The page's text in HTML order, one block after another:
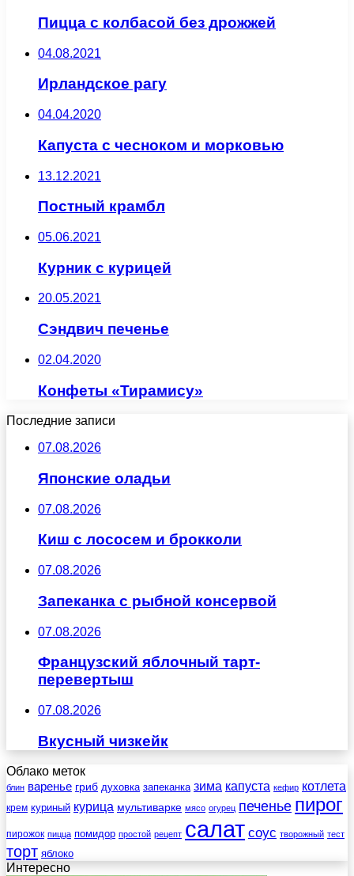
Пицца с колбасой без дрожжей
04.08.2021
Ирландское рагу
04.04.2020
Капуста с чесноком и морковью
13.12.2021
Постный крамбл
05.06.2021
Курник с курицей
20.05.2021
Сэндвич печенье
02.04.2020
Конфеты «Тирамису»
Последние записи
07.08.2026
Японские оладьи
07.08.2026
Киш с лососем и брокколи
07.08.2026
Запеканка с рыбной консервой
07.08.2026
Французский яблочный тарт-
перевертыш
07.08.2026
Вкусный чизкейк
Облако меток
блин варенье гриб духовка запеканка зима капуста кефир котлета
крем куриный курица мультиварке мясо огурец печенье пирог
пирожок пицца помидор простой рецепт салат соус творожный тест
торт яблоко
Интересно